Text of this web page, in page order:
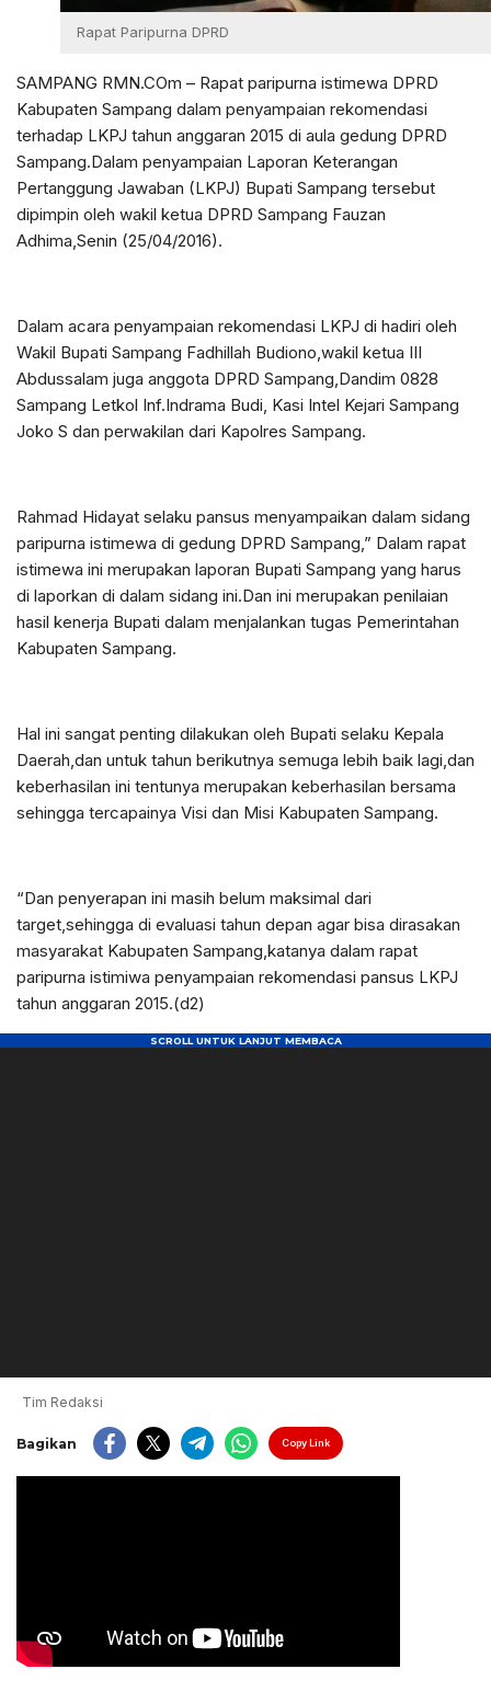
Rapat Paripurna DPRD
SAMPANG RMN.COm – Rapat paripurna istimewa DPRD
Kabupaten Sampang dalam penyampaian rekomendasi
terhadap LKPJ tahun anggaran 2015 di aula gedung DPRD
Sampang.Dalam penyampaian Laporan Keterangan
Pertanggung Jawaban (LKPJ) Bupati Sampang tersebut
dipimpin oleh wakil ketua DPRD Sampang Fauzan
Adhima,Senin (25/04/2016).
Dalam acara penyampaian rekomendasi LKPJ di hadiri oleh
Wakil Bupati Sampang Fadhillah Budiono,wakil ketua III
Abdussalam juga anggota DPRD Sampang,Dandim 0828
Sampang Letkol Inf.Indrama Budi, Kasi Intel Kejari Sampang
Joko S dan perwakilan dari Kapolres Sampang.
Rahmad Hidayat selaku pansus menyampaikan dalam sidang
paripurna istimewa di gedung DPRD Sampang,” Dalam rapat
istimewa ini merupakan laporan Bupati Sampang yang harus
di laporkan di dalam sidang ini.Dan ini merupakan penilaian
hasil kenerja Bupati dalam menjalankan tugas Pemerintahan
Kabupaten Sampang.
Hal ini sangat penting dilakukan oleh Bupati selaku Kepala
Daerah,dan untuk tahun berikutnya semuga lebih baik lagi,dan
keberhasilan ini tentunya merupakan keberhasilan bersama
sehingga tercapainya Visi dan Misi Kabupaten Sampang.
“Dan penyerapan ini masih belum maksimal dari
target,sehingga di evaluasi tahun depan agar bisa dirasakan
masyarakat Kabupaten Sampang,katanya dalam rapat
paripurna istimiwa penyampaian rekomendasi pansus LKPJ
tahun anggaran 2015.(d2)
Tim Redaksi
Bagikan Copy Link